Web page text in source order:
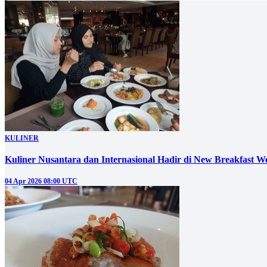
KULINER
Kuliner Nusantara dan Internasional Hadir di New Breakfast
04 Apr 2026 08:00 UTC